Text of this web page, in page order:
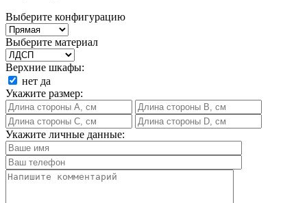
Выберите конфигурацию
Выберите материал
Верхние шкафы:
нет да
Укажите размер:
Укажите личные данные: